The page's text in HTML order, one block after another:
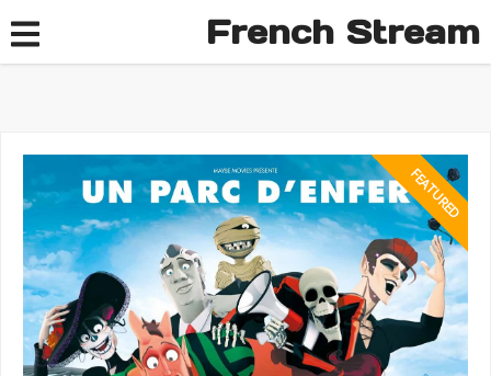
French Stream